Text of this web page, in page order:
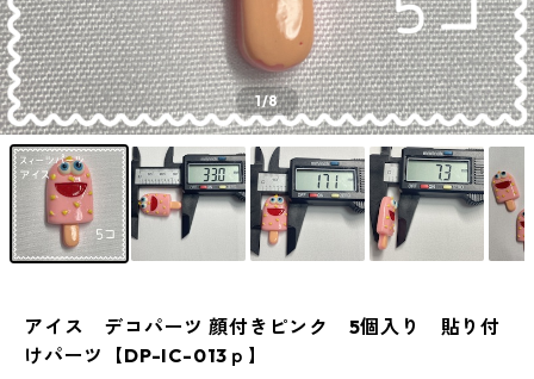
1/8
アイス デコパーツ 顔付きピンク 5個入り 貼り付
けパーツ【DP-IC-013ｐ】